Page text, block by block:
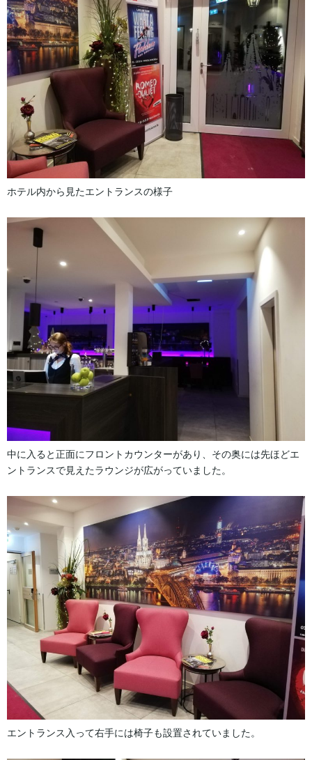
ホテル内から見たエントランスの様子
中に入ると正面にフロントカウンターがあり、その奥には先ほどエ
ントランスで見えたラウンジが広がっていました。
エントランス入って右手には椅子も設置されていました。